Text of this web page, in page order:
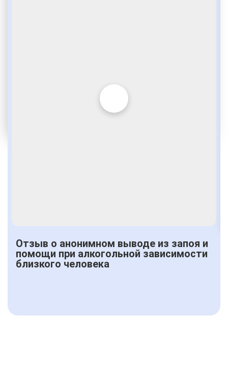
Отзыв о анонимном выводе из запоя и
помощи при алкогольной зависимости
близкого человека